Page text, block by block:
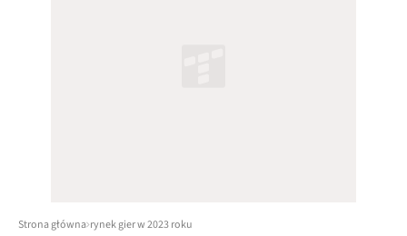
Strona główna rynek gier w 2023 roku